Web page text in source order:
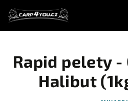
obsah
Rapid pelety -
Halibut